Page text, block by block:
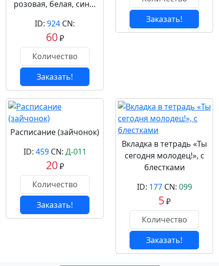
розовая, белая, син…
ID: 924 CN:
60₽
Заказать!
Заказать!
Расписание (зайчонок)
ID: 459CN: Д-011
20₽
Заказать!
Вкладка в тетрадь «Ты
сегодня молодец!», с
блестками
ID: 177CN: 099
5₽
Заказать!